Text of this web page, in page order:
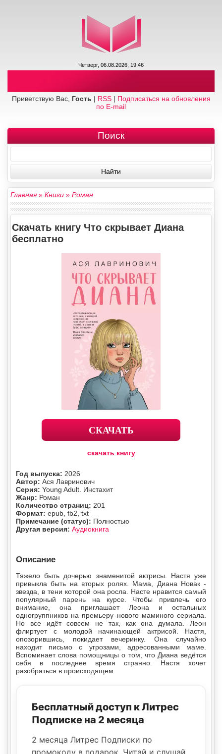
Четверг, 06.08.2026, 19:46
Приветствую Вас, Гость | RSS| Подписаться на обновления
по E-mail
Поиск
Главная» Книги » Роман
Скачать книгу Что скрывает Диана
бесплатно
СКАЧАТЬ
скачать книгу
Год выпуска: 2026
Автор: Ася Лавринович
Серия: Young Adult. Инстахит
Жанр: Роман
Количество страниц: 201
Формат: epub, fb2, txt
Примечание (статус): Полностью
Другая версия: Аудиокнига
Описание
Тяжело быть дочерью знаменитой актрисы. Настя уже
привыкла быть на вторых ролях. Мама, Диана Новак -
звезда, в тени которой она росла. Насте нравится самый
популярный парень на курсе. Чтобы привлечь его
внимание, она приглашает Леона и остальных
одногруппников на премьеру нового маминого сериала.
Но все идёт совсем не так, как она думала. Леон
флиртует с молодой начинающей актрисой. Настя,
опозорившись, покидает вечеринку. Она случайно
находит письмо с угрозами, адресованными маме.
Вспоминает слова помощницы о том, что Диана ведётся
себя в последнее время странно. Настя хочет
разобраться в происходящем.
Бесплатный доступ к Литрес
Подписке на 2 месяца
2 месяца Литрес Подписки по
промокоду в подарок. Читай и слушай